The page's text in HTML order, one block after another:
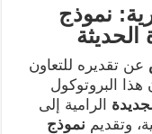
نموذج
عن تقديره للتعاون
البروتوكول
الرامية إلى
وتقديم نموذج